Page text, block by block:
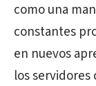
como una
constantes
en nuevos
los servidores